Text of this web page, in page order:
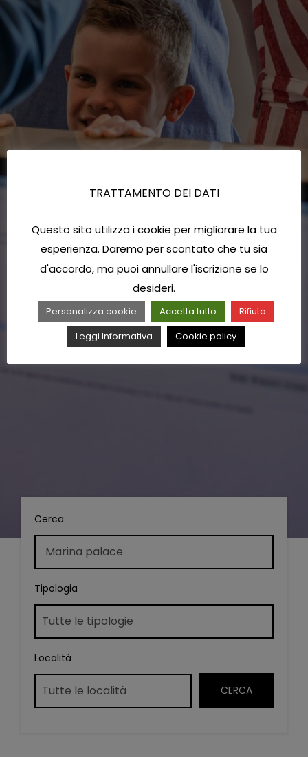
Cerca
Tipologia
Località
TRATTAMENTO DEI DATI
Questo sito utilizza i cookie per migliorare la tua
esperienza. Daremo per scontato che tu sia
d'accordo, ma puoi annullare l'iscrizione se lo
desideri.
Personalizza cookie Accetta tutto
Rifiuta
Leggi Informativa
Cookie policy